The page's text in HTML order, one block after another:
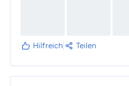
Hilfreich Teilen